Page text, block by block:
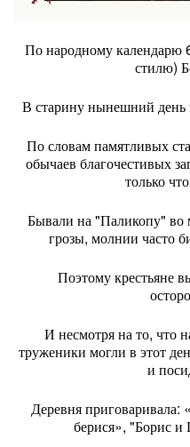
По народному календарю
стилю)
В старину нынешний день
По словам памятливых
обычаев благочестивых
только
Бывали на "Паликопу" во
грозы, молнии часто
Поэтому крестьяне
И несмотря на то, что
труженики могли в этот
и
Деревня приговаривала:
берися», "Борис и